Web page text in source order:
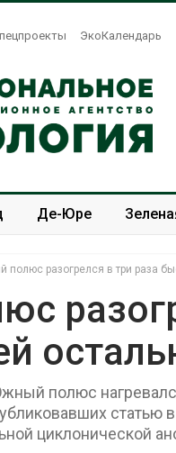
ЭкоКалендарь
Де-Юре
полюс разогрелся в три раза
полюс
статью
циклонической
пены
Авг 7, 2026